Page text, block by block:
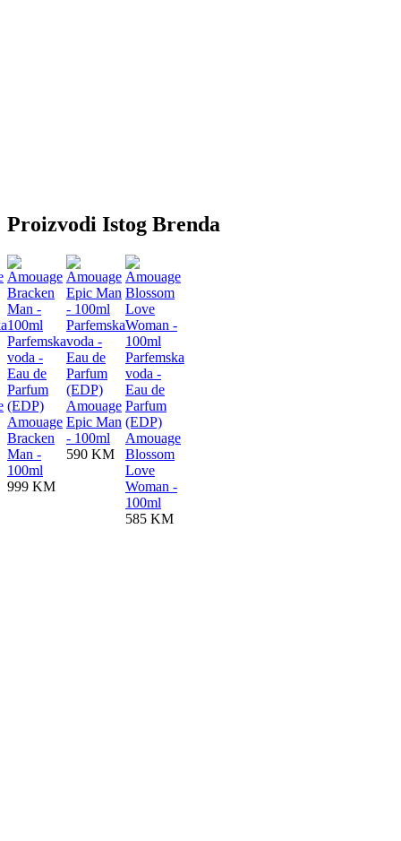
Proizvodi Istog Brenda
Parfemska
voda -
Eau de
Parfum
(EDP)
Amouage
Bracken
Man -
100ml
999 KM
Parfemska
voda -
Eau de
Parfum
(EDP)
Amouage
Epic Man
- 100ml
590 KM
Parfemska
voda -
Eau de
Parfum
(EDP)
Amouage
Blossom
Love
Woman -
100ml
585 KM